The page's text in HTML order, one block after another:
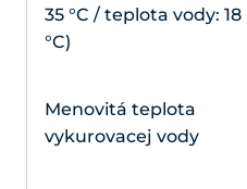
35 °C / teplota vody: 18
°C)
Menovitá teplota
vykurovacej vody